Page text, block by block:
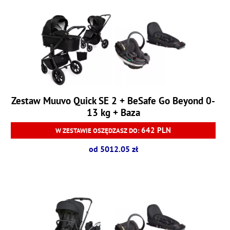
Zestaw Muuvo Quick SE 2 + BeSafe Go Beyond 0-
13 kg + Baza
W ZESTAWIE OSZĘDZASZ DO:642 PLN
od 5012.05 zł